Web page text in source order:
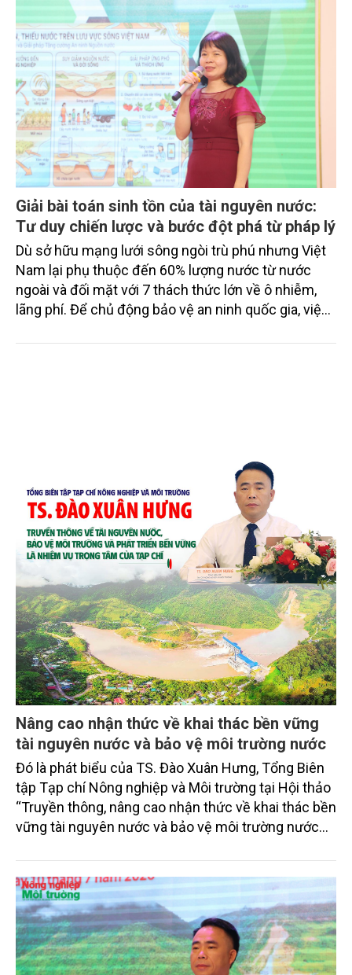
Giải bài toán sinh tồn của tài nguyên nước:
Tư duy chiến lược và bước đột phá từ pháp lý
Dù sở hữu mạng lưới sông ngòi trù phú nhưng Việt
Nam lại phụ thuộc đến 60% lượng nước từ nước
ngoài và đối mặt với 7 thách thức lớn về ô nhiễm,
lãng phí. Để chủ động bảo vệ an ninh quốc gia, việc
công cụ số đang trở thành yêu cầu cấp bách hơn
Nâng cao nhận thức về khai thác bền vững
tài nguyên nước và bảo vệ môi trường nước
Đó là phát biểu của TS. Đào Xuân Hưng, Tổng Biên
tập Tạp chí Nông nghiệp và Môi trường tại Hội thảo
“Truyền thông, nâng cao nhận thức về khai thác bền
vững tài nguyên nước và bảo vệ môi trường nước
trường phối hợp với Sở Nông nghiệp và Môi trường
tỉnh Lai Châu tổ chức ngày 10/7/2026. Hội thảo thu
hút sự tham gia của hơn 100 đại biểu là lãnh đạo
các đơn vị thuộc Bộ Nông nghiệp và Môi trường,
chuyên gia, nhà khoa học, Sở Nông nghiệp và Môi
trường tỉnh Lai Châu và đại diện các cơ quan đơn vị